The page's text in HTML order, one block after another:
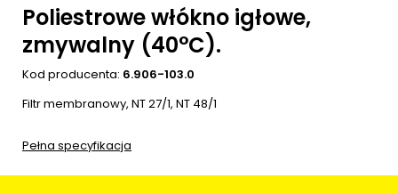
Poliestrowe włókno igłowe,
zmywalny (40°C).
Kod producenta: 6.906-103.0
Filtr membranowy, NT 27/1, NT 48/1
Pełna specyfikacja